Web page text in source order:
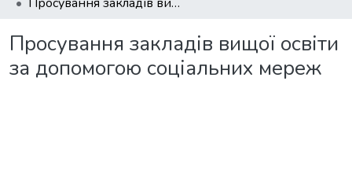
Просування закладів вищої освіти
за допомогою соціальних мереж